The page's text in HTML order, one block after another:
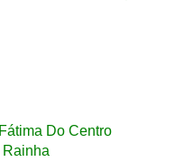
Do Centro